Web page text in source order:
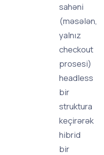
sahəni
(məsələn,
yalnız
checkout
prosesi)
headless
bir
struktura
keçirərək
hibrid
bir